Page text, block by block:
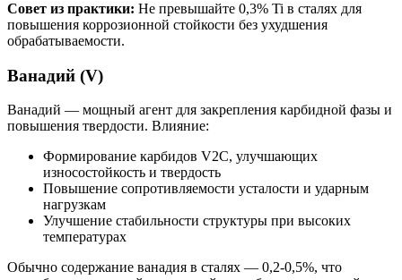
Совет из практики: Не превышайте 0,3% Ti в сталях для
повышения коррозионной стойкости без ухудшения
обрабатываемости.
Ванадий (V)
Ванадий — мощный агент для закрепления карбидной фазы и
повышения твердости. Влияние:
Формирование карбидов V2C, улучшающих
износостойкость и твердость
Повышение сопротивляемости усталости и ударным
нагрузкам
Улучшение стабильности структуры при высоких
температурах
Обычно содержание ванадия в сталях — 0,2-0,5%, что